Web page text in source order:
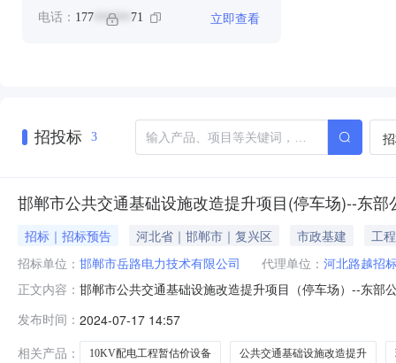
电话： 177 ****** 71 立即查看
招投标 3
邯郸市公共交通基础设施改造提升项目(停车场)--东
招标｜招标预告 河北省｜邯郸市｜复兴区 市政基建
工程
招标单位： 邯郸市岳路电力技术有限公司 代理单位： 河北路越招
正文内容： 邯郸市公共交通基础设施改造提升项目（停车场）--东部
郸市岳路电力技术有限公司联系人邓新明电话
基础设施
发布时间： 2024-07-17 14:57
相关产品：
10KV配电工程暂估价设备 公共交通基础设施改造提升